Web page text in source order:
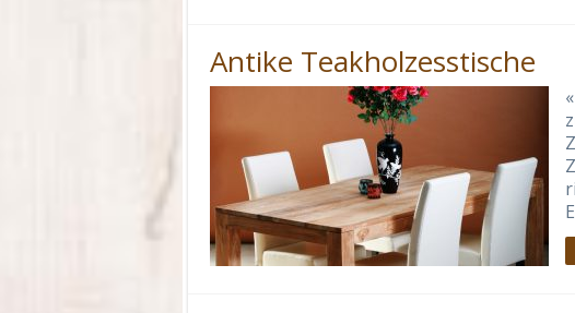
Antike Teakholzesstische